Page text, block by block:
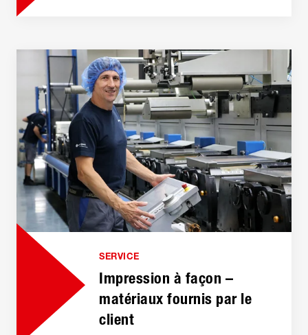
SERVICE
Impression à façon –
matériaux fournis par le
client